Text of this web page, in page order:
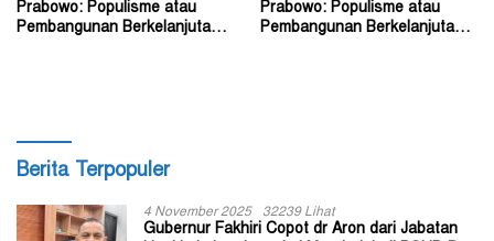
Prabowo: Populisme atau
Pembangunan Berkelanjutan?
Prabowo: Populisme atau
Pembangunan Berkelanjutan?
Berita Terpopuler
4 November 2025 32239 Lihat
Gubernur Fakhiri Copot dr Aron dari Jabatan